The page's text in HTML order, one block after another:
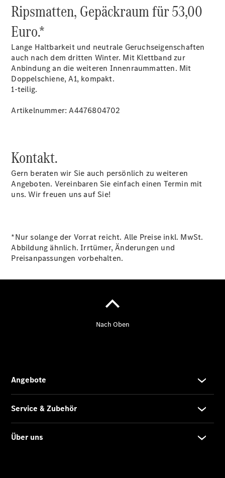
Jobs &
Karriere
News
Karriere
Ripsmatten, Gepäckraum für 53,00
Euro.*
Lange Haltbarkeit und neutrale Geruchseigenschaften
auch nach dem dritten Winter. Mit Klettband zur
Anbindung an die weiteren Innenraummatten. Mit
Doppelschiene, A1, kompakt.
1-teilig.
Artikelnummer: A4476804702
Kontakt.
Gern beraten wir Sie auch persönlich zu weiteren
Angeboten. Vereinbaren Sie einfach einen Termin mit
uns. Wir freuen uns auf Sie!
*Nur solange der Vorrat reicht. Alle Preise inkl. MwSt.
Abbildung ähnlich. Irrtümer, Änderungen und
Preisanpassungen vorbehalten.